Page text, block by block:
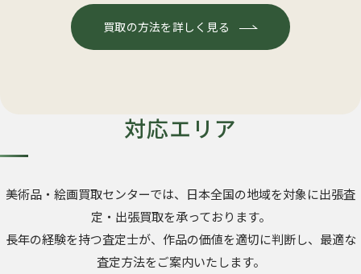
買取の方法を詳しく見る
対応エリア
美術品・絵画買取センターでは、日本全国の地域を対象に出張査
定・出張買取を承っております。
長年の経験を持つ査定士が、作品の価値を適切に判断し、最適な
査定方法をご案内いたします。